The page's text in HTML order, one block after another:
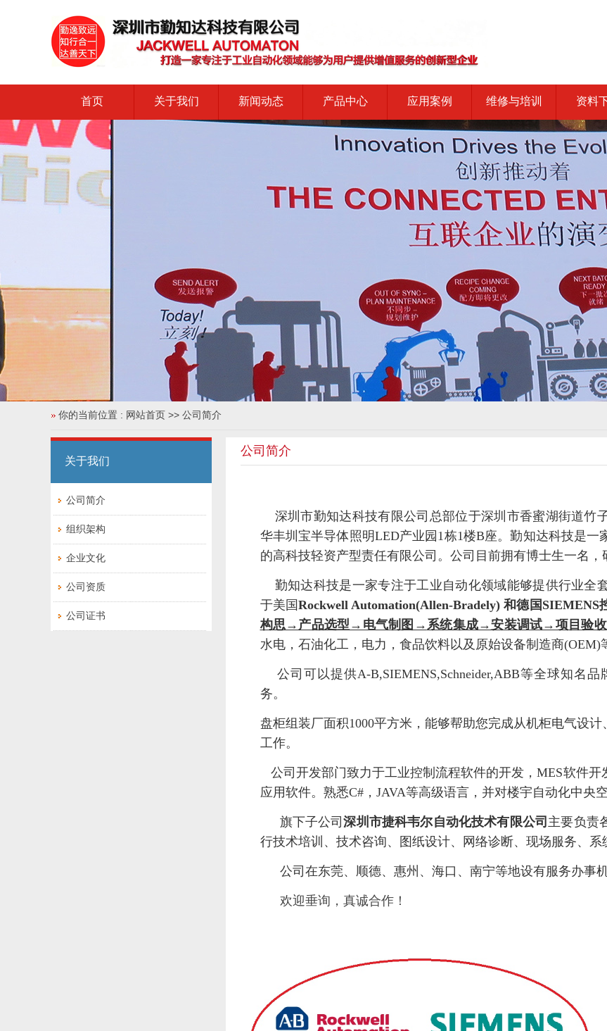
首页 关于我们 新闻动态 产品中心 应用案例 维修与培训 资料
你的当前位置 : 网站首页 >> 公司简介
关于我们
公司简介
组织架构
企业文化
公司资质
公司证书
公司简介
深圳市勤知达科技有限公司总部位于深圳市香蜜湖街道竹
华丰圳宝半导体照明LED产业园1栋1楼B座。勤知达科技是
的高科技轻资产型责任有限公司。公司目前拥有博士生一名，
勤知达科技是一家专注于工业自动化领域能够提供行业全
于美国Rockwell Automation(Allen-Bradely) 和德国SIEMENS
构思→产品选型→电气制图→系统集成→安装调试→项目验收
水电，石油化工，电力，食品饮料以及原始设备制造商(OEM)
公司可以提供A-B,SIEMENS,Schneider,ABB等全球知名
务。
盘柜组装厂面积1000平方米，能够帮助您完成从机柜电气设
工作。
公司开发部门致力于工业控制流程软件的开发，MES软件
应用软件。熟悉C#，JAVA等高级语言，并对楼宇自动化中央
旗下子公司深圳市捷科韦尔自动化技术有限公司 主要负责
行技术培训、技术咨询、图纸设计、网络诊断、现场服务、系
公司在东莞、顺德、惠州、海口、南宁等地设有服务办事机
欢迎垂询，真诚合作！